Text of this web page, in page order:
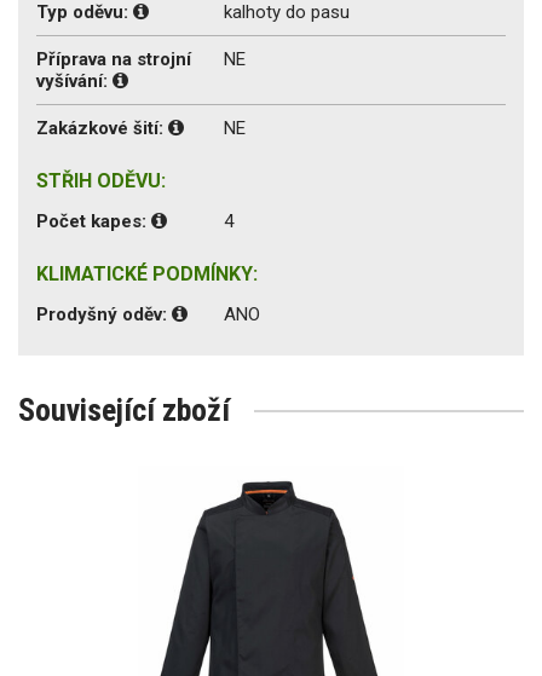
Typ oděvu: kalhoty do pasu
Příprava na strojní
vyšívání:
NE
Zakázkové šití: NE
STŘIH ODĚVU:
Počet kapes: 4
KLIMATICKÉ PODMÍNKY:
Prodyšný oděv: ANO
Související zboží